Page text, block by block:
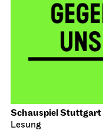
Schauspiel Stuttgart
Lesung